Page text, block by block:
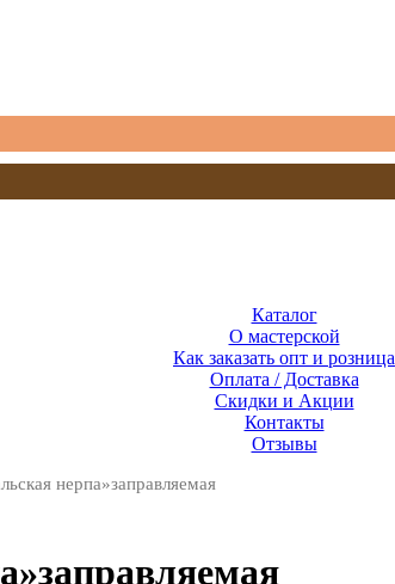
Каталог
О мастерской
Как заказать опт и розница
Оплата / Доставка
Скидки и Акции
Контакты
Отзывы
нерпа»заправляемая